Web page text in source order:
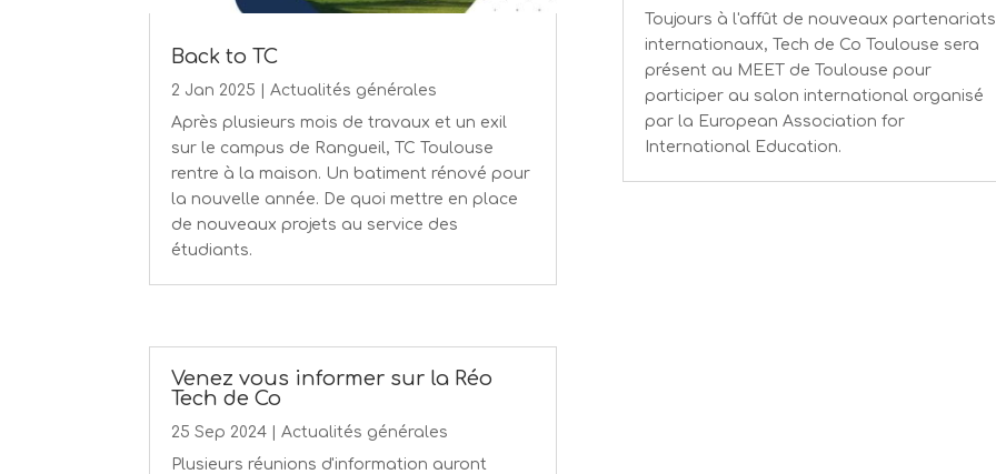
Back to TC
2 Jan 2025 |Actualités générales
Après plusieurs mois de travaux et un exil
sur le campus de Rangueil, TC Toulouse
rentre à la maison. Un batiment rénové pour
la nouvelle année. De quoi mettre en place
de nouveaux projets au service des
étudiants.
Venez vous informer sur la Réo
Tech de Co
25 Sep 2024 |Actualités générales
Plusieurs réunions d'information auront
Toujours à l'affût de nouveaux partenariats
internationaux, Tech de Co Toulouse sera
présent au MEET de Toulouse pour
participer au salon international organisé
par la European Association for
International Education.